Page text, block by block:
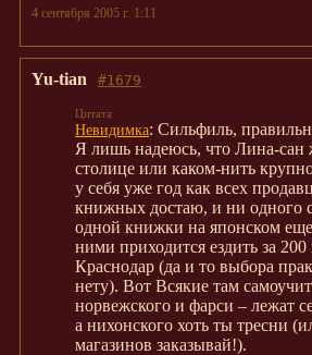
4 сентября 2005 г. 1:11
#1679
Yu-tian
Невидимка: Сильфиль,
Я лишь надеюсь, что Лина-сан
столице или каком-нить
у себя уже год как всех
книжных достаю, и ни одного
одной книжки на японском
ними приходится ездить за
Краснодар (да и то выбора
нету). Вот Всякие там
норвежского и фарси – лежат
а нихонского хоть ты тресни
магазинов заказывай!).